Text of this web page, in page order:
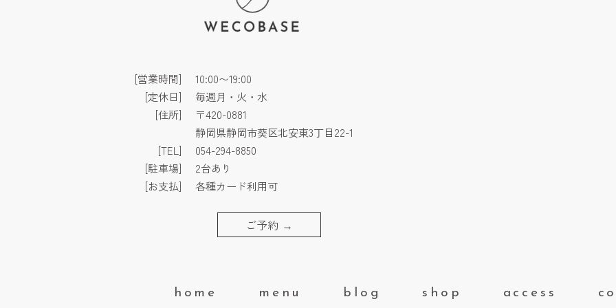
[営業時間]
10:00〜19:00
[定休日]
毎週月・火・水
[住所]
〒420-0881
静岡県静岡市葵区北安東3丁目22-1
[TEL]
054-294-8850
[駐車場]
2台あり
[お支払]
各種カード利用可
ご予約 →
home menu blog shop access